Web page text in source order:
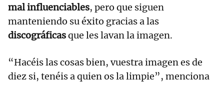
mal influenciables, pero que siguen
manteniendo su éxito gracias a las
discográficasque les lavan la imagen.
“Hacéis las cosas bien, vuestra imagen es de
diez si, tenéis a quien os la limpie”, menciona